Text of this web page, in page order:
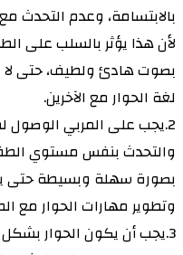
بالابتسامة، وعدم
لأن هذا يؤثر بالسلب على
بصوت هادئ ولطيف، حتى
لغة الحوار مع الآخرين.
2.يجب على المربي الوصول
والتحدث بنفس مستوي
بصورة سهلة وبسيطة حتى
وتطوير مهارات الحوار مع
3.يجب أن يكون الحوار بشكل دائم ومستمر،